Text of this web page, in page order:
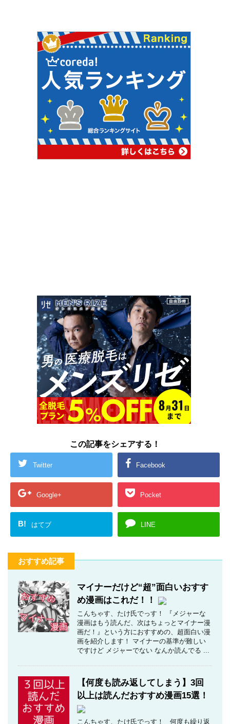
この記事をシェアする！
Twitter Facebook
Google+ Pocket
B! はてブ LINE
おすすめ記事
マイナーだけど“超”面白いおすす
め漫画はこれだ！！
こんちゃす、たけ氏でっす！ 『メジャーな
漫画はもう読んだ、次はちょっとマイナー漫
画だ！』という方におすすめの、超面白い漫
画を紹介します！ マイナーの基準が難しい
ですけど メジャーでない なんか読んでる ...
【何度も読み返してしまう】3回
以上は読んだおすすめ漫画15選！
こんちゃす、たけ氏でっす！ 何度も繰り返